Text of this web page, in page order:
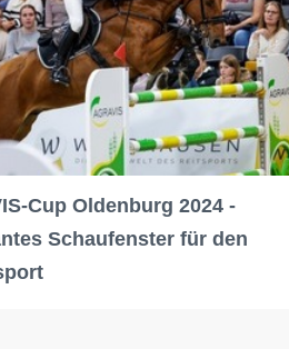
Cup Oldenburg 2024 -
Schaufenster für den